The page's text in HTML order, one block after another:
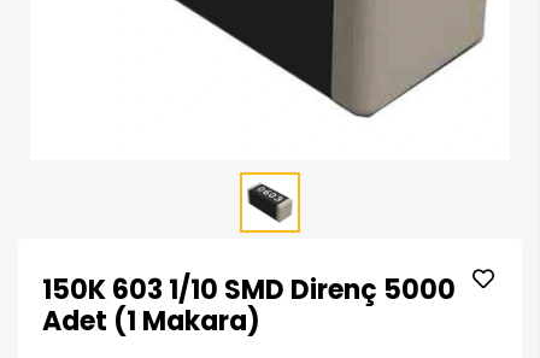
150K 603 1/10 SMD Direnç 5000
Adet (1 Makara)